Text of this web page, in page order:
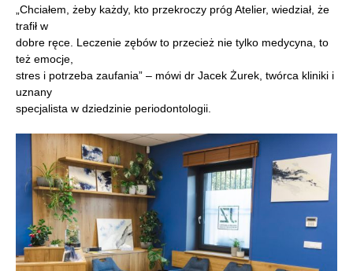
„Chciałem, żeby każdy, kto przekroczy próg Atelier, wiedział, że
trafił w
dobre ręce. Leczenie zębów to przecież nie tylko medycyna, to
też emocje,
stres i potrzeba zaufania” – mówi dr Jacek Żurek, twórca kliniki i
uznany
specjalista w dziedzinie periodontologii.